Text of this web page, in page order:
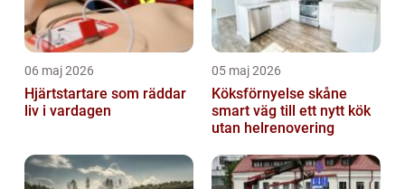
06 maj 2026
Hjärtstartare som räddar
liv i vardagen
05 maj 2026
Köksförnyelse skåne
smart väg till ett nytt kök
utan helrenovering